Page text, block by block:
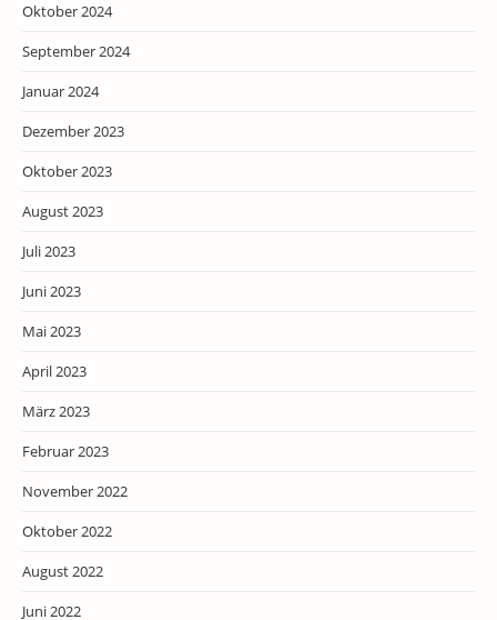
Oktober 2024
September 2024
Januar 2024
Dezember 2023
Oktober 2023
August 2023
Juli 2023
Juni 2023
Mai 2023
April 2023
März 2023
Februar 2023
November 2022
Oktober 2022
August 2022
Juni 2022